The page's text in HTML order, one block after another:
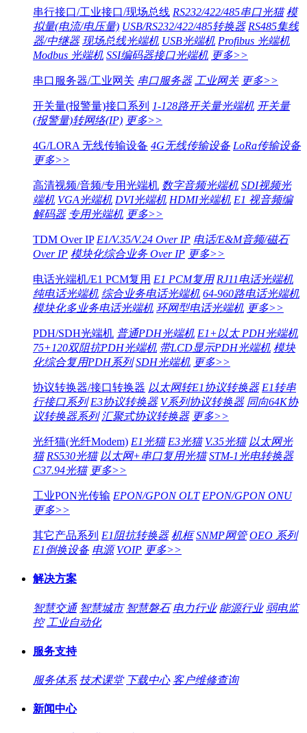
串行接口/工业接口/现场总线 RS232/422/485串口光猫 模
拟量(电流/电压量) USB/RS232/422/485转换器 RS485集线
器/中继器 现场总线光端机 USB光端机 Profibus 光端机
Modbus 光端机 SSI编码器接口光端机 更多>>
串口服务器/工业网关 串口服务器 工业网关 更多>>
开关量(报警量)接口系列 1-128路开关量光端机 开关量
(报警量)转网络(IP) 更多>>
4G/LORA 无线传输设备 4G无线传输设备 LoRa传输设备
更多>>
高清视频/音频/专用光端机 数字音频光端机 SDI视频光
端机 VGA光端机 DVI光端机 HDMI光端机 E1 视音频编
解码器 专用光端机 更多>>
TDM Over IP E1/V.35/V.24 Over IP 电话/E&M音频/磁石
Over IP 模块化综合业务 Over IP 更多>>
电话光端机/E1 PCM复用 E1 PCM复用 RJ11电话光端机
纯电话光端机 综合业务电话光端机 64-960路电话光端机
模块化多业务电话光端机 环网型电话光端机 更多>>
PDH/SDH光端机 普通PDH光端机 E1+以太 PDH光端机
75+120双阻抗PDH光端机 带LCD显示PDH光端机 模块
化综合复用PDH系列 SDH光端机 更多>>
协议转换器/接口转换器 以太网转E1协议转换器 E1转串
行接口系列 E3协议转换器 V系列协议转换器 同向64K协
议转换器系列 汇聚式协议转换器 更多>>
光纤猫(光纤Modem) E1光猫 E3光猫 V.35光猫 以太网光
猫 RS530光猫 以太网+串口复用光猫 STM-1光电转换器
C37.94光猫 更多>>
工业PON光传输 EPON/GPON OLT EPON/GPON ONU
更多>>
其它产品系列 E1阻抗转换器 机框 SNMP网管 OEO 系列
E1倒换设备 电源 VOIP 更多>>
解决方案
智慧交通 智慧城市 智慧磐石 电力行业 能源行业 弱电监
控 工业自动化
服务支持
服务体系 技术课堂 下载中心 客户维修查询
新闻中心